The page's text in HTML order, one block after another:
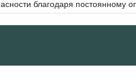
благодаря постоянному